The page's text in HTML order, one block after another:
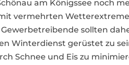
am Königssee noch
vermehrten
sollten
Winterdienst gerüstet zu
Schnee und Eis zu